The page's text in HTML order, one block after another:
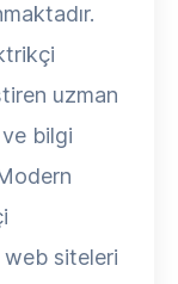
uzman
bilgi
web siteleri